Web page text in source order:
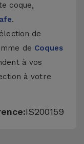
coque,
.
de
de Coques
à vos
à votre
IS200159